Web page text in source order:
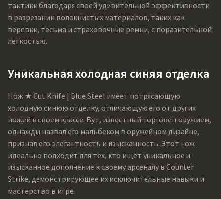
тактики благодаря своей удивительной эффективности
в разрезании волокнистых материалов, таких как
веревки, тесьма и страховочные ремни, с поразительной
легкостью.
Уникальная холодная синяя отделка
Нож ★ Gut Knife | Blue Steel имеет потрясающую
холодную синюю отделку, отличающую его от других
ножей в своем классе. Бут, известный торговец оружием,
однажды назвал его мальбеком в оружейном дизайне,
признав его элегантность и изысканность. Этот нож
идеально подходит для тех, кто ищет уникальное и
изысканное дополнение к своему арсеналу в Counter
Strike, демонстрирующее их исключительные навыки и
мастерство в игре.